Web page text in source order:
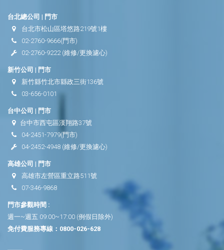
台北總公司 | 門市
台北市松山區塔悠路219號1樓
02-2760-9666(門市)
02-2760-9222(維修/更換濾心)
新竹公司 | 門市
新竹縣竹北市縣政三街136號
03-656-0101
台中公司 | 門市
台中市西屯區漢翔路37號
04-2451-7979(門市)
04-2452-4948 (維修/更換濾心)
高雄公司 | 門市
高雄市左營區重立路511號
07-346-9868
門市參觀時間 :
週一~週五 09:00~17:00 (例假日除外)
免付費服務專線： 0800-026-628